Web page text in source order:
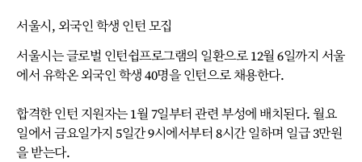
서울시, 외국인 학생 인턴 모집
서울시는 글로벌 인턴쉽프로그램의 일환으로 12월 6일까지 서울
에서 유학온 외국인 학생 40명을 인턴으로 채용한다.
합격한 인턴 지원자는 1월 7일부터 관련 부성에 배치된다. 월요
일에서 금요일가지 5일간 9시에서부터 8시간 일하며 일급 3만원
을 받는다.